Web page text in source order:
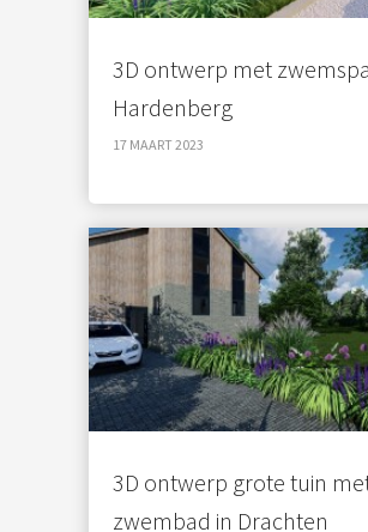
3D ontwerp met
Hardenberg
17 MAART 2023
3D ontwerp grote tuin
zwembad in Drachten